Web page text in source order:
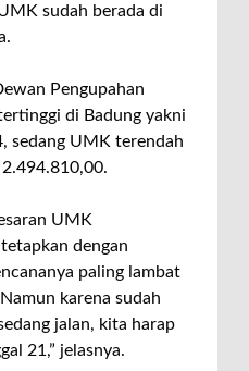
sudah berada di
Pengupahan
di Badung yakni
sedang UMK terendah
UMK
dengan
paling lambat
karena sudah
jalan, kita harap
21,” jelasnya.